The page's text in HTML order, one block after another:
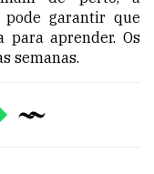
pode garantir que
para aprender. Os
semanas.